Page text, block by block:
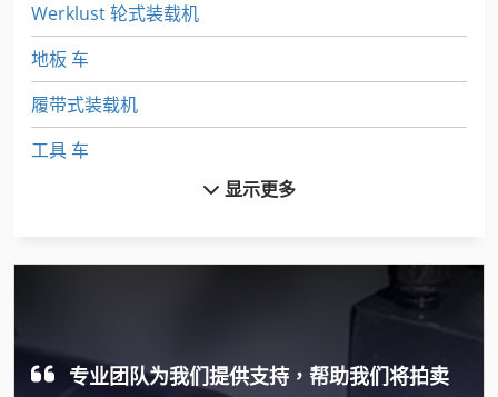
Werklust 轮式装载机
地板 车
履带式装载机
工具 车
货架 货架
显示更多
专业团队为我们提供支持，帮助我们将拍卖